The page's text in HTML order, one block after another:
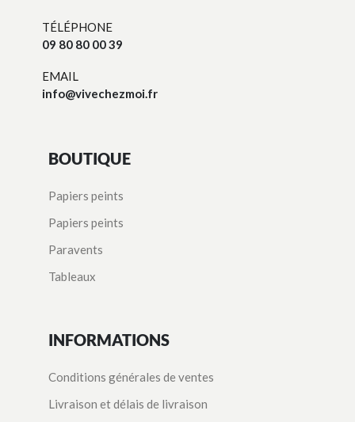
TÉLÉPHONE
09 80 80 00 39
EMAIL
info@vivechezmoi.fr
BOUTIQUE
Papiers peints
Papiers peints
Paravents
Tableaux
INFORMATIONS
Conditions générales de ventes
Livraison et délais de livraison